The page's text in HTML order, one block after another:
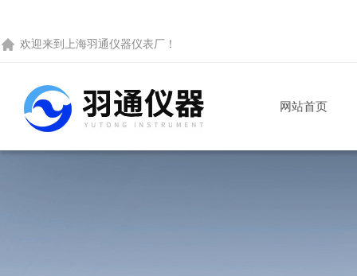
欢迎来到 上海羽通仪器仪表厂 ！
网站首页